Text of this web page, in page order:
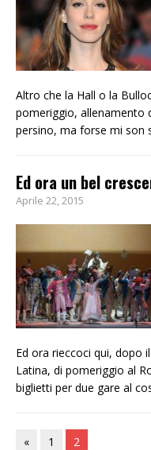
Altro che la Hall o la
pomeriggio, allenamento
persino, ma forse mi son
Ed ora un bel
Aprile 22, 2015
Ed ora rieccoci qui, dopo
Latina, di pomeriggio al
biglietti per due gare al
« 1 2